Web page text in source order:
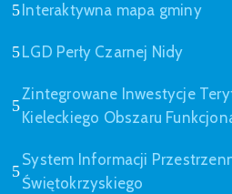
Interaktywna mapa gminy
LGD Perły Czarnej Nidy
Zintegrowane Inwestycje
Kieleckiego Obszaru
System Informacji
Świętokrzyskiego